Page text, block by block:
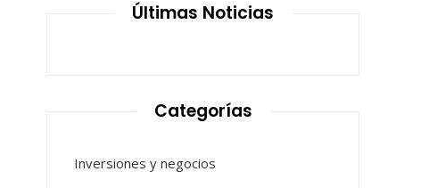
Últimas Noticias
Categorías
Inversiones y negocios